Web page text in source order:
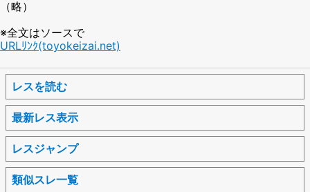
（略）
※全文はソースで
URLﾘﾝｸ(toyokeizai.net)
レスを読む
最新レス表示
レスジャンプ
類似スレ一覧